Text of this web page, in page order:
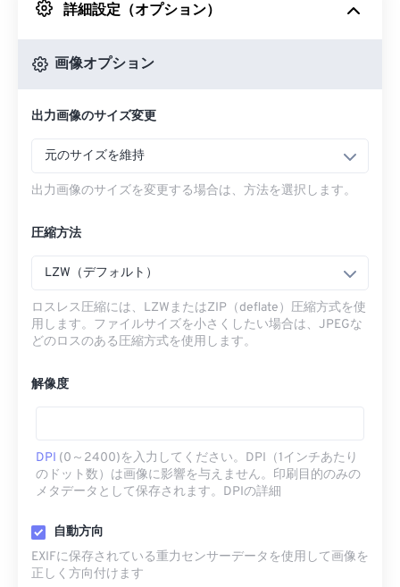
Googleドライブから
URLから
詳細設定（オプション）
画像オプション
出力画像のサイズ変更
元のサイズを維持
出力画像のサイズを変更する場合は、方法を選択します。
圧縮方法
LZW（デフォルト）
ロスレス圧縮には、LZWまたはZIP（deflate）圧縮方式を使
用します。ファイルサイズを小さくしたい場合は、JPEGな
どのロスのある圧縮方式を使用します。
解像度
DPI (0～2400)を入力してください。DPI（1インチあたり
のドット数）は画像に影響を与えません。印刷目的のみの
メタデータとして保存されます。DPIの詳細
自動方向
EXIFに保存されている重力センサーデータを使用して画像を
正しく方向付けます